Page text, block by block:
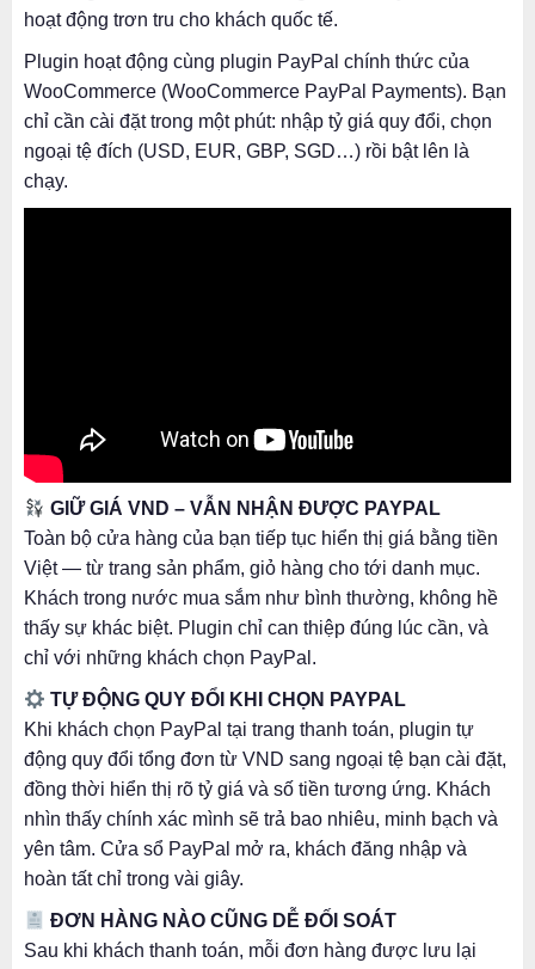
hoạt động trơn tru cho khách quốc tế.
Plugin hoạt động cùng plugin PayPal chính thức của
WooCommerce (WooCommerce PayPal Payments). Bạn
chỉ cần cài đặt trong một phút: nhập tỷ giá quy đổi, chọn
ngoại tệ đích (USD, EUR, GBP, SGD…) rồi bật lên là
chạy.
GIỮ GIÁ VND – VẪN NHẬN ĐƯỢC PAYPAL
Toàn bộ cửa hàng của bạn tiếp tục hiển thị giá bằng tiền
Việt — từ trang sản phẩm, giỏ hàng cho tới danh mục.
Khách trong nước mua sắm như bình thường, không hề
thấy sự khác biệt. Plugin chỉ can thiệp đúng lúc cần, và
chỉ với những khách chọn PayPal.
TỰ ĐỘNG QUY ĐỔI KHI CHỌN PAYPAL
Khi khách chọn PayPal tại trang thanh toán, plugin tự
động quy đổi tổng đơn từ VND sang ngoại tệ bạn cài đặt,
đồng thời hiển thị rõ tỷ giá và số tiền tương ứng. Khách
nhìn thấy chính xác mình sẽ trả bao nhiêu, minh bạch và
yên tâm. Cửa sổ PayPal mở ra, khách đăng nhập và
hoàn tất chỉ trong vài giây.
ĐƠN HÀNG NÀO CŨNG DỄ ĐỐI SOÁT
Sau khi khách thanh toán, mỗi đơn hàng được lưu lại